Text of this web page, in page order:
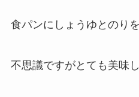
食パンにしょうゆとのり
不思議ですがとても美味